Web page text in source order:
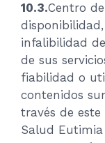
10.3.Centro
infalibilidad
de sus
fiabilidad o
contenidos
través de este
Salud